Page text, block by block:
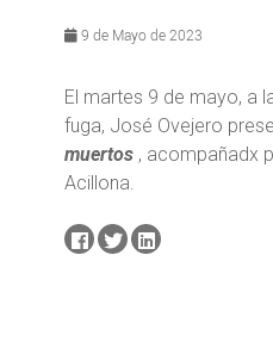
9 de Mayo de 2023
El martes 9 de mayo, a
fuga, José Ovejero
muertos , acompañadx
Acillona.